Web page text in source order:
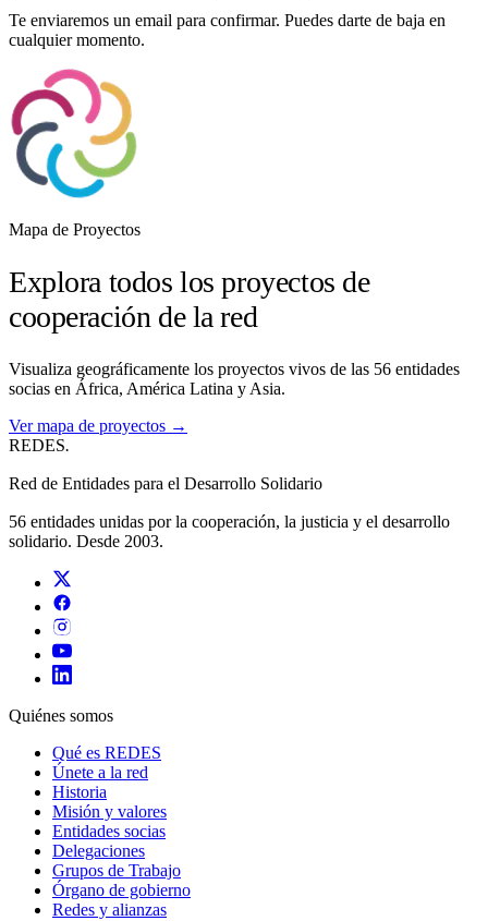
Te enviaremos un email para confirmar. Puedes darte de baja en
cualquier momento.
Mapa de Proyectos
Explora todos los proyectos de
cooperación de la red
Visualiza geográficamente los proyectos vivos de las 56 entidades
socias en África, América Latina y Asia.
Ver mapa de proyectos →
REDES.
Red de Entidades para el Desarrollo Solidario
56 entidades unidas por la cooperación, la justicia y el desarrollo
solidario. Desde 2003.
Quiénes somos
Qué es REDES
Únete a la red
Historia
Misión y valores
Entidades socias
Delegaciones
Grupos de Trabajo
Órgano de gobierno
Redes y alianzas